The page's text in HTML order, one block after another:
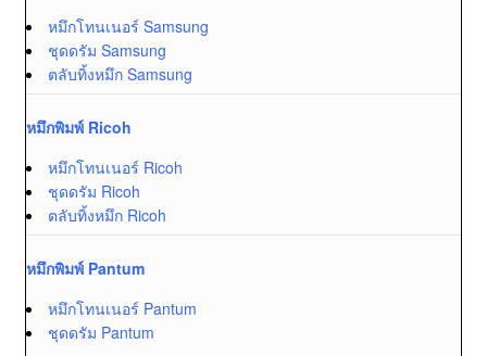
หมึกโทนเนอร์ Samsung
ชุดดรัม Samsung
ตลับทิ้งหมึก Samsung
หมึกพิมพ์ Ricoh
หมึกโทนเนอร์ Ricoh
ชุดดรัม Ricoh
ตลับทิ้งหมึก Ricoh
หมึกพิมพ์ Pantum
หมึกโทนเนอร์ Pantum
ชุดดรัม Pantum